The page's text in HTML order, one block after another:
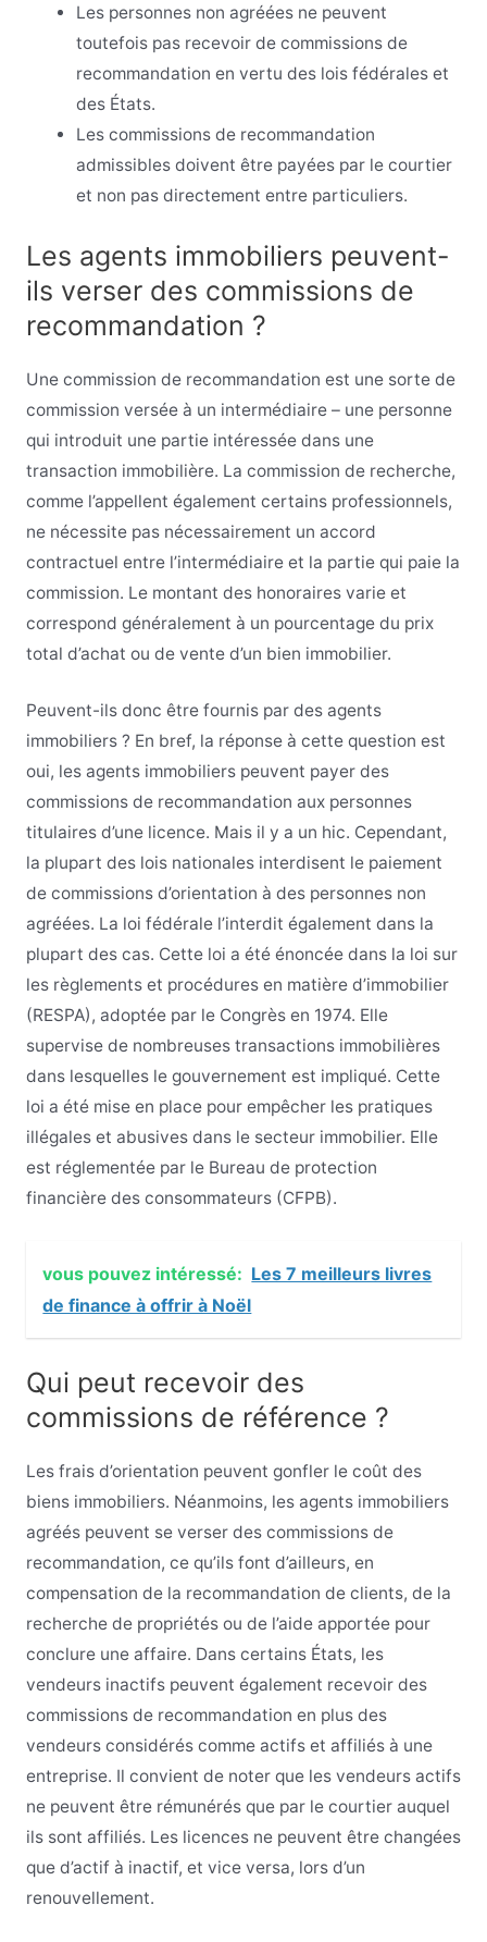
Les personnes non agréées ne peuvent
toutefois pas recevoir de commissions de
recommandation en vertu des lois fédérales et
des États.
Les commissions de recommandation
admissibles doivent être payées par le courtier
et non pas directement entre particuliers.
Les agents immobiliers peuvent-
ils verser des commissions de
recommandation ?
Une commission de recommandation est une sorte de
commission versée à un intermédiaire – une personne
qui introduit une partie intéressée dans une
transaction immobilière. La commission de recherche,
comme l’appellent également certains professionnels,
ne nécessite pas nécessairement un accord
contractuel entre l’intermédiaire et la partie qui paie la
commission. Le montant des honoraires varie et
correspond généralement à un pourcentage du prix
total d’achat ou de vente d’un bien immobilier.
Peuvent-ils donc être fournis par des agents
immobiliers ? En bref, la réponse à cette question est
oui, les agents immobiliers peuvent payer des
commissions de recommandation aux personnes
titulaires d’une licence. Mais il y a un hic. Cependant,
la plupart des lois nationales interdisent le paiement
de commissions d’orientation à des personnes non
agréées. La loi fédérale l’interdit également dans la
plupart des cas. Cette loi a été énoncée dans la loi sur
les règlements et procédures en matière d’immobilier
(RESPA), adoptée par le Congrès en 1974. Elle
supervise de nombreuses transactions immobilières
dans lesquelles le gouvernement est impliqué. Cette
loi a été mise en place pour empêcher les pratiques
illégales et abusives dans le secteur immobilier. Elle
est réglementée par le Bureau de protection
financière des consommateurs (CFPB).
vous pouvez intéressé: Les 7 meilleurs livres
de finance à offrir à Noël
Qui peut recevoir des
commissions de référence ?
Les frais d’orientation peuvent gonfler le coût des
biens immobiliers. Néanmoins, les agents immobiliers
agréés peuvent se verser des commissions de
recommandation, ce qu’ils font d’ailleurs, en
compensation de la recommandation de clients, de la
recherche de propriétés ou de l’aide apportée pour
conclure une affaire. Dans certains États, les
vendeurs inactifs peuvent également recevoir des
commissions de recommandation en plus des
vendeurs considérés comme actifs et affiliés à une
entreprise. Il convient de noter que les vendeurs actifs
ne peuvent être rémunérés que par le courtier auquel
ils sont affiliés. Les licences ne peuvent être changées
que d’actif à inactif, et vice versa, lors d’un
renouvellement.